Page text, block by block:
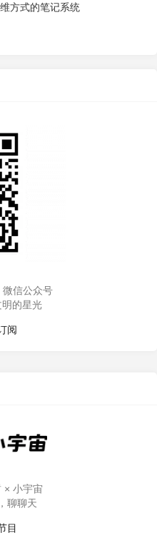
方式的笔记系统
信公众号
的星光
阅
× 小宇宙
聊聊天
目